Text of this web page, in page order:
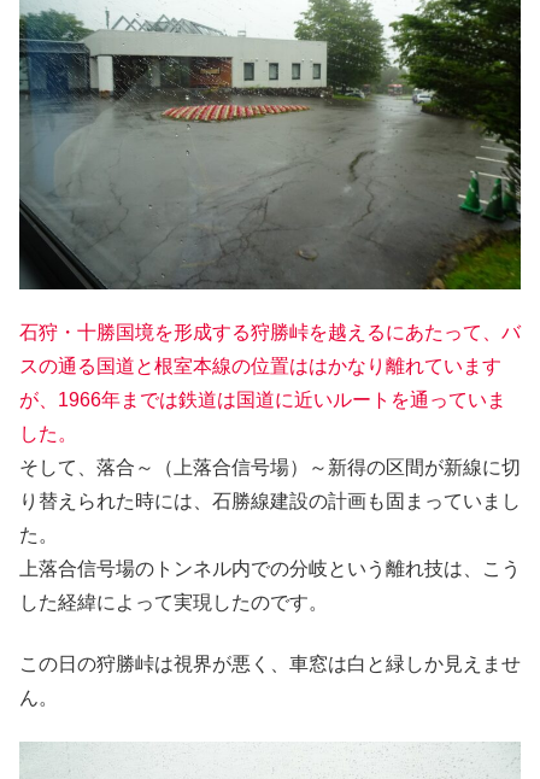
石狩・十勝国境を形成する狩勝峠を越えるにあたって、バ
スの通る国道と根室本線の位置ははかなり離れています
が、1966年までは鉄道は国道に近いルートを通っていま
した。
そして、落合～（上落合信号場）～新得の区間が新線に切
り替えられた時には、石勝線建設の計画も固まっていまし
た。
上落合信号場のトンネル内での分岐という離れ技は、こう
した経緯によって実現したのです。
この日の狩勝峠は視界が悪く、車窓は白と緑しか見えませ
ん。